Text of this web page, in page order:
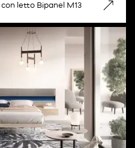
letto Bipanel M13